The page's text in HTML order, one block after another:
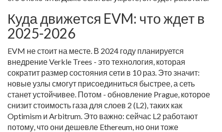
Куда движется EVM: что ждет в
2025-2026
EVM не стоит на месте. В 2024 году планируется
внедрение Verkle Trees - это технология, которая
сократит размер состояния сети в 10 раз. Это значит:
новые узлы смогут присоединиться быстрее, а сеть
станет устойчивее. Потом - обновление Prague, которое
снизит стоимость газа для слоев 2 (L2), таких как
Optimism и Arbitrum. Это важно: сейчас L2 работают
потому, что они дешевле Ethereum, но они тоже